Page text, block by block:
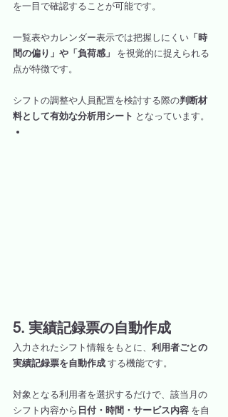
を一目で確認することが可能です。
一覧表やカレンダー表示では把握しにくい 「時
間の偏り」や「負荷感」
を視覚的に捉えられる
点が特徴です。
シフトの調整や人員配置を検討する際の判断材
料として有効な分析用シート となっています。
5. 実績記録票の自動作成
入力されたシフト情報をもとに、 利用者ごとの
実績記録票を自動作成 する機能です。
対象となる利用者を選択するだけで、該当月の
シフト内容から 日付・時間・サービス内容 を自